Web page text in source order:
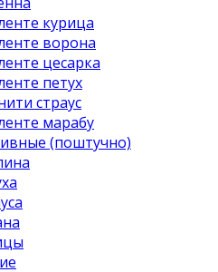
курица
ворона
цесарка
петух
страус
марабу
(поштучно)